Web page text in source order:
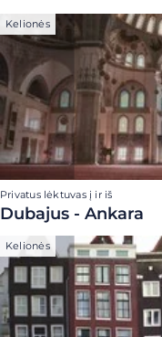
Kelionės
Privatus lėktuvas į ir iš
Dubajus - Ankara
Kelionės